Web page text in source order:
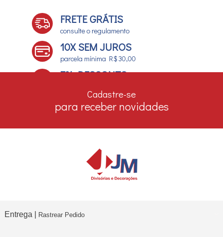
FRETE GRÁTIS
consulte o regulamento
10X SEM JUROS
parcela mínima R$ 30,00
7% DESCONTO
Cadastre-se
para receber novidades
Entrega | Rastrear Pedido